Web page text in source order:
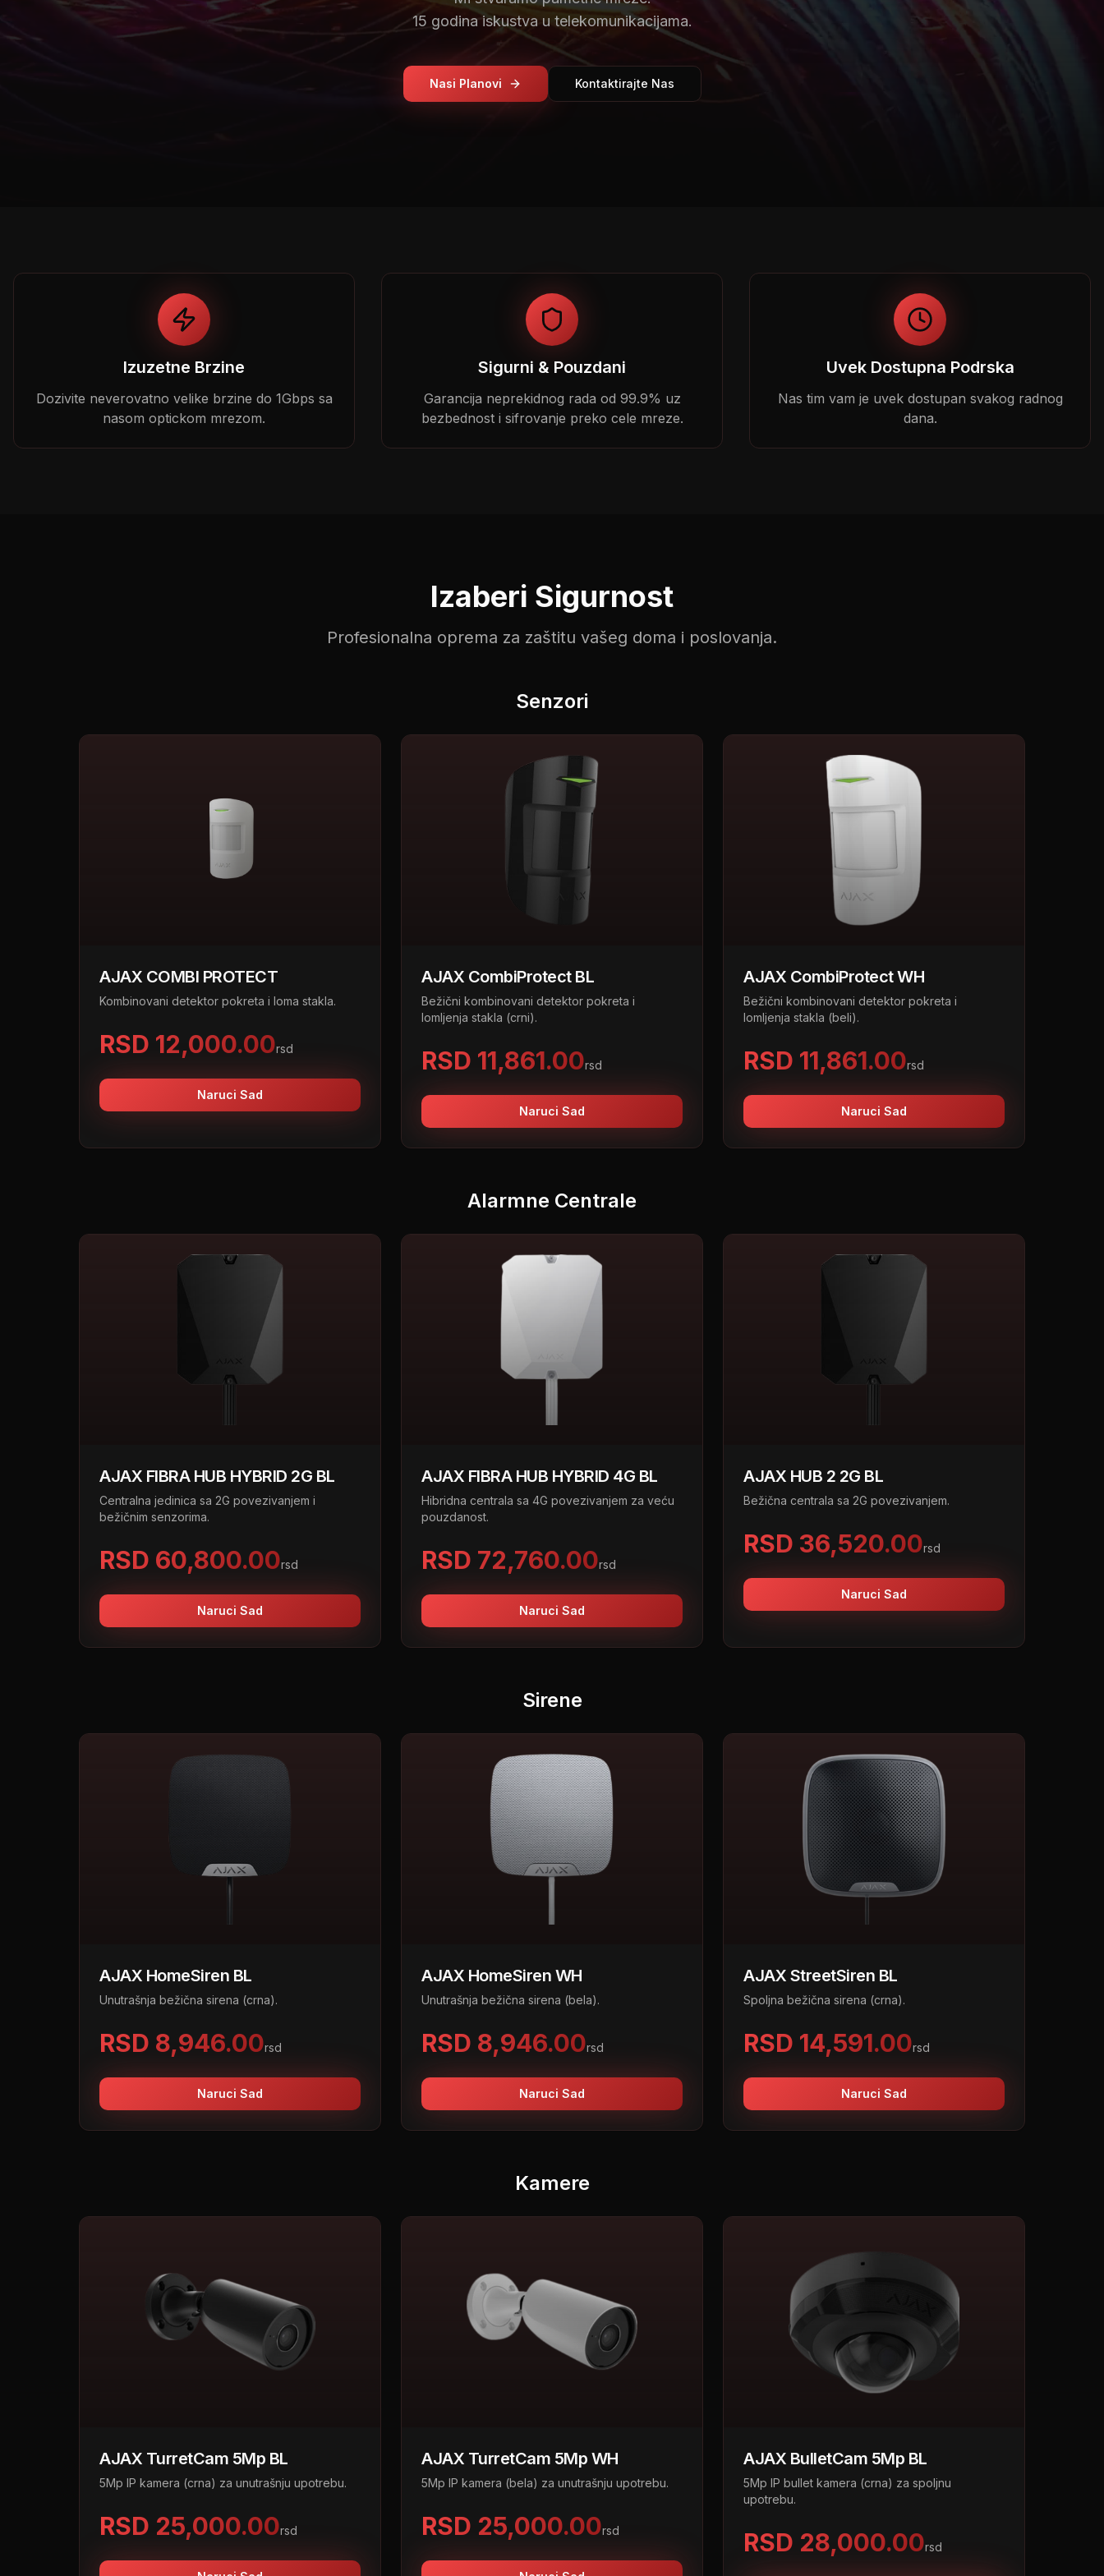
15 godina iskustva u telekomunikacijama.
Nasi Planovi Kontaktirajte Nas
Izuzetne Brzine
Dozivite neverovatno velike brzine do 1Gbps sa
nasom optickom mrezom.
Sigurni & Pouzdani
Garancija neprekidnog rada od 99.9% uz
bezbednost i sifrovanje preko cele mreze.
Uvek Dostupna Podrska
Nas tim vam je uvek dostupan svakog radnog
dana.
Izaberi Sigurnost
Profesionalna oprema za zaštitu vašeg doma i poslovanja.
Senzori
AJAX COMBI PROTECT
Kombinovani detektor pokreta i loma stakla.
RSD 12,000.00rsd
Naruci Sad
AJAX CombiProtect BL
Bežični kombinovani detektor pokreta i
lomljenja stakla (crni).
RSD 11,861.00rsd
Naruci Sad
AJAX CombiProtect WH
Bežični kombinovani detektor pokreta i
lomljenja stakla (beli).
RSD 11,861.00rsd
Naruci Sad
Alarmne Centrale
AJAX FIBRA HUB HYBRID 2G BL
Centralna jedinica sa 2G povezivanjem i
bežičnim senzorima.
RSD 60,800.00rsd
Naruci Sad
AJAX FIBRA HUB HYBRID 4G BL
Hibridna centrala sa 4G povezivanjem za veću
pouzdanost.
RSD 72,760.00rsd
Naruci Sad
AJAX HUB 2 2G BL
Bežična centrala sa 2G povezivanjem.
RSD 36,520.00rsd
Naruci Sad
Sirene
AJAX HomeSiren BL
Unutrašnja bežična sirena (crna).
RSD 8,946.00rsd
Naruci Sad
AJAX HomeSiren WH
Unutrašnja bežična sirena (bela).
RSD 8,946.00rsd
Naruci Sad
AJAX StreetSiren BL
Spoljna bežična sirena (crna).
RSD 14,591.00rsd
Naruci Sad
Kamere
AJAX TurretCam 5Mp BL
5Mp IP kamera (crna) za unutrašnju upotrebu.
RSD 25,000.00rsd
AJAX TurretCam 5Mp WH
5Mp IP kamera (bela) za unutrašnju upotrebu.
RSD 25,000.00rsd
AJAX BulletCam 5Mp BL
5Mp IP bullet kamera (crna) za spoljnu
upotrebu.
RSD 28,000.00rsd